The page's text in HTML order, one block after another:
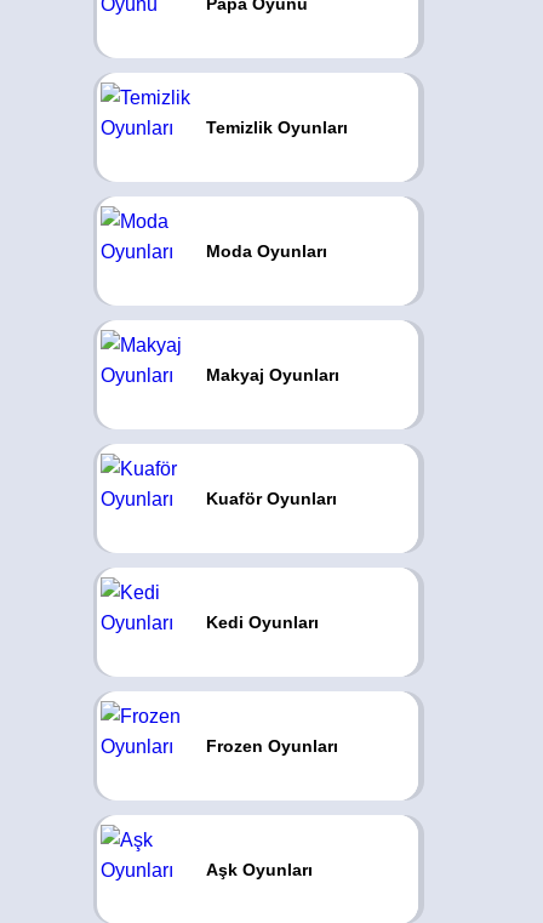
Temizlik Oyunları
Moda Oyunları
Makyaj Oyunları
Kuaför Oyunları
Kedi Oyunları
Frozen Oyunları
Aşk Oyunları